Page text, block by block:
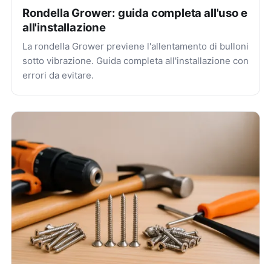
Rondella Grower: guida completa all'uso e
all'installazione
La rondella Grower previene l'allentamento di bulloni
sotto vibrazione. Guida completa all'installazione con
errori da evitare.